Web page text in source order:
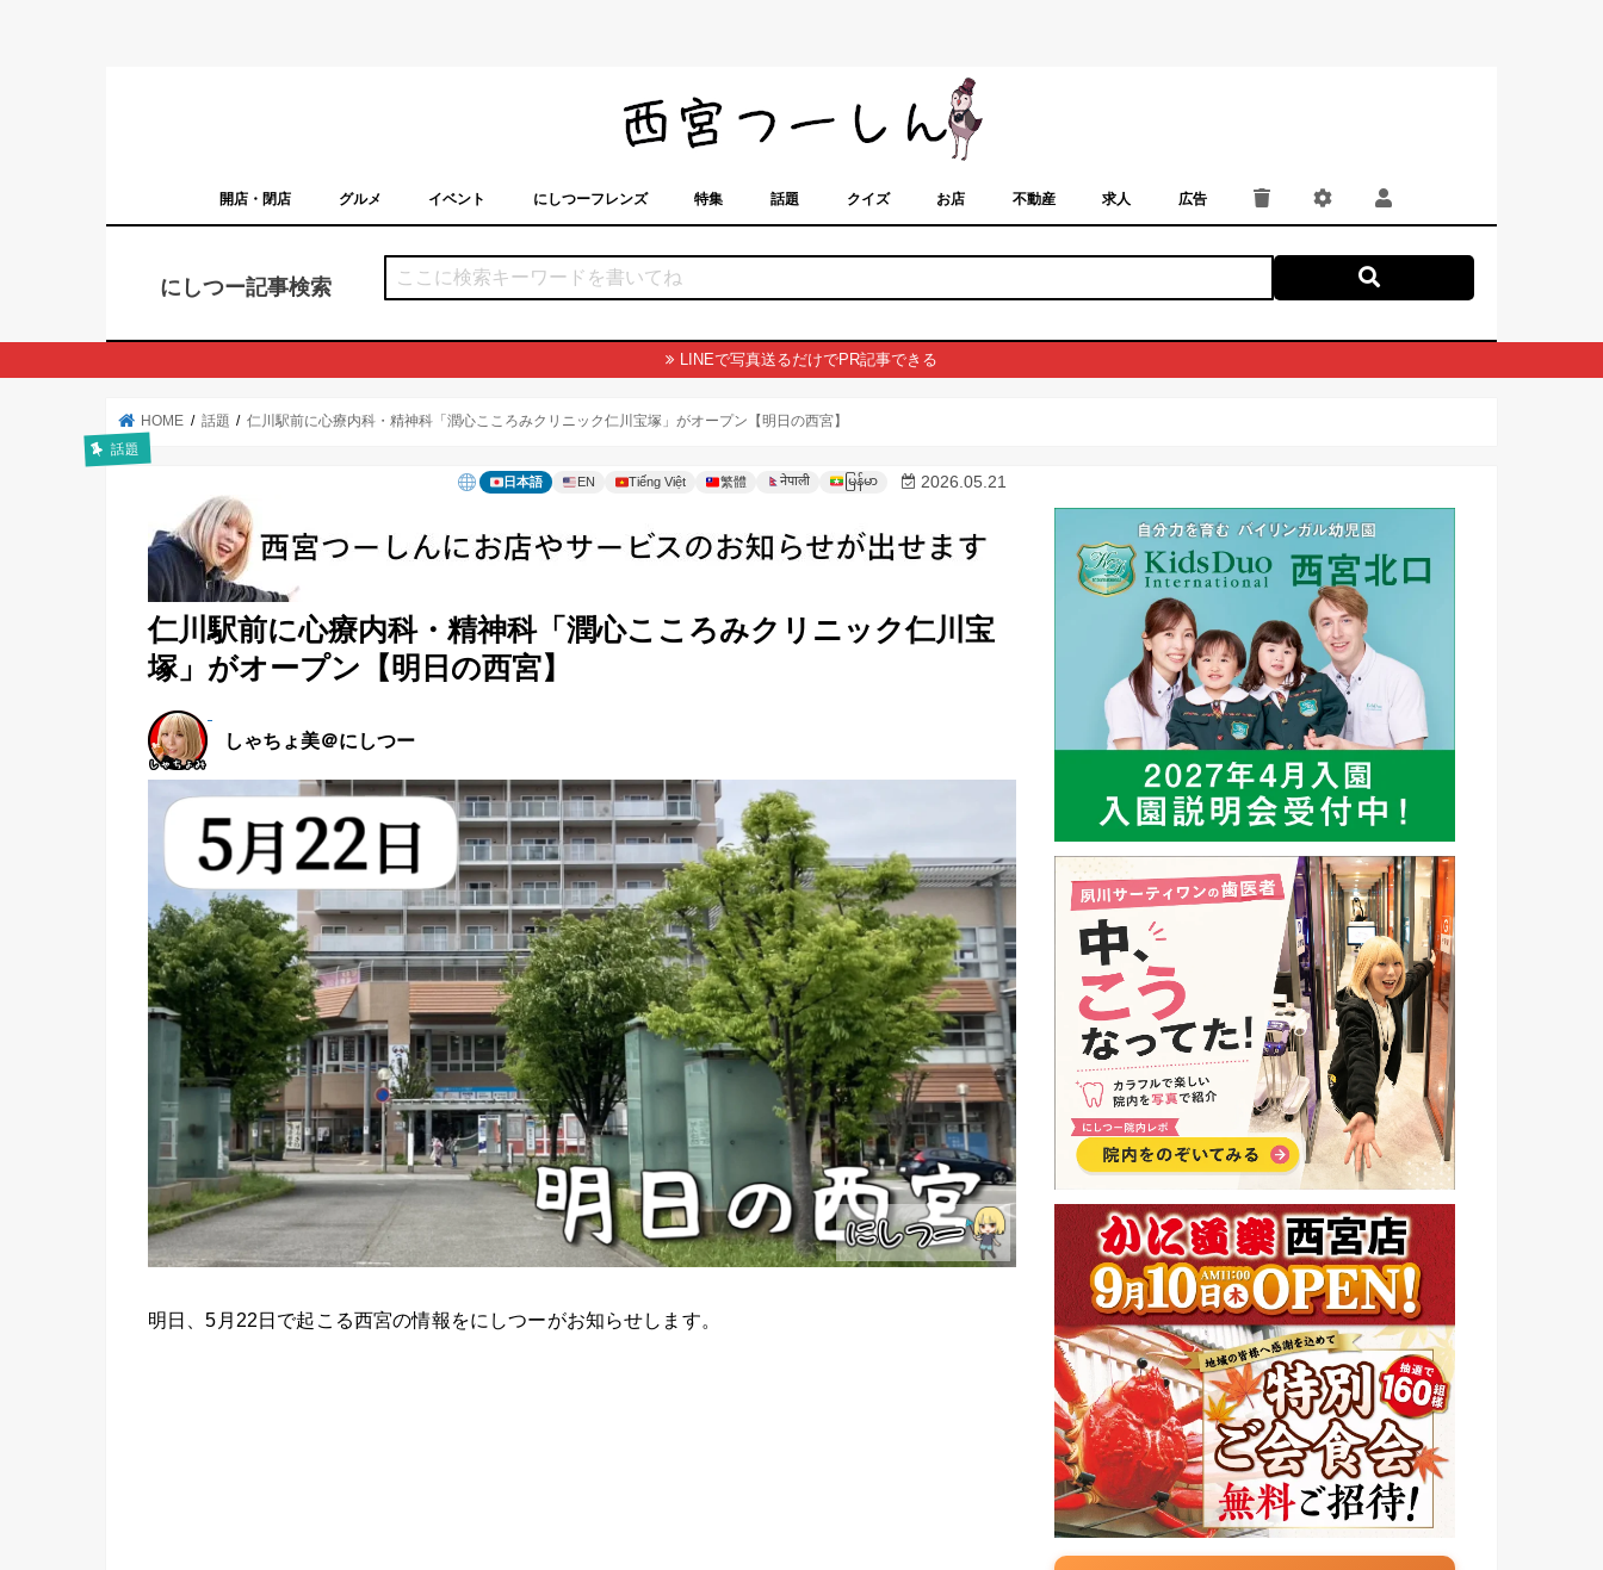
開店・閉店 グルメ イベント にしつーフレンズ 特集 話題 クイズ お店 不動産 求人 広告
にしつー記事検索
LINEで写真送るだけでPR記事できる
HOME 話題 仁川駅前に心療内科・精神科「潤心こころみクリニック仁川宝塚」がオープン【明日の西宮】
話題
日本語 EN Tiếng Việt 繁體 नेपाली မြန်မာ 2026.05.21
仁川駅前に心療内科・精神科「潤心こころみクリニック仁川宝
塚」がオープン【明日の西宮】
しゃちょ美＠にしつー
明日、5月22日で起こる西宮の情報をにしつーがお知らせします。